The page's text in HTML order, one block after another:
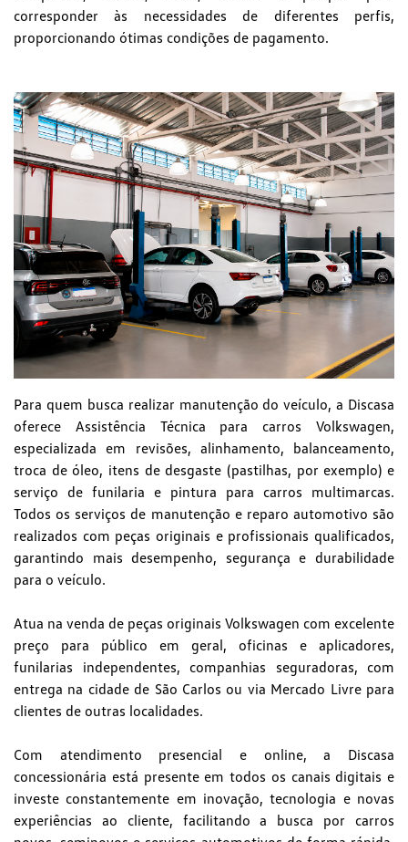
corresponder às necessidades de diferentes perfis,
proporcionando ótimas condições de pagamento.
Para quem busca realizar manutenção do veículo, a Discasa
oferece Assistência Técnica para carros Volkswagen,
especializada em revisões, alinhamento, balanceamento,
troca de óleo, itens de desgaste (pastilhas, por exemplo) e
serviço de funilaria e pintura para carros multimarcas.
Todos os serviços de manutenção e reparo automotivo são
realizados com peças originais e profissionais qualificados,
garantindo mais desempenho, segurança e durabilidade
para o veículo.
Atua na venda de peças originais Volkswagen com excelente
preço para público em geral, oficinas e aplicadores,
funilarias independentes, companhias seguradoras, com
entrega na cidade de São Carlos ou via Mercado Livre para
clientes de outras localidades.
Com atendimento presencial e online, a Discasa
concessionária está presente em todos os canais digitais e
investe constantemente em inovação, tecnologia e novas
experiências ao cliente, facilitando a busca por carros